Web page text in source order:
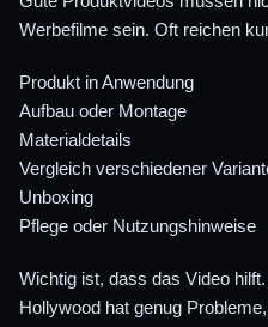
Werbefilme sein. Oft reichen
Produkt in Anwendung
Aufbau oder Montage
Materialdetails
Vergleich verschiedener
Unboxing
Pflege oder Nutzungshinweise
Wichtig ist, dass das Video
Hollywood hat genug